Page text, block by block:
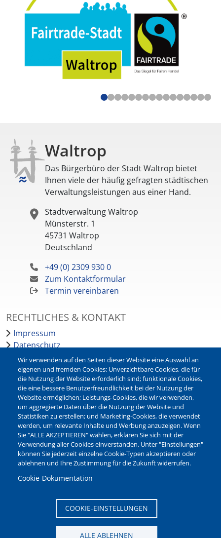
Waltrop
Das Bürgerbüro der Stadt Waltrop bietet
Ihnen viele der häufig gefragten städtischen
Verwaltungsleistungen aus einer Hand.
Stadtverwaltung Waltrop
Münsterstr. 1
45731 Waltrop
Deutschland
+49 (0) 2309 930 0
Zum Kontaktformular
Termin vereinbaren
RECHTLICHES & KONTAKT
Impressum
Datenschutz
Barrierefreiheit
Leichte Sprache
Bankverbindungen
Pressestelle
Kontakt
NEWSLETTER
Jetzt die verschiedenen Newsletter der Stadt Waltrop
abonnieren:
Newsletter verwalten
Wir verwenden auf den Seiten dieser Website eine Auswahl an
eigenen und fremden Cookies: Unverzichtbare Cookies, die für
die Nutzung der Website erforderlich sind; funktionale Cookies,
die eine bessere Benutzerfreundlichkeit bei der Nutzung der
Website ermöglichen; Leistungs-Cookies, die wir verwenden,
um aggregierte Daten über die Nutzung der Website und
Statistiken zu erstellen; und Marketing-Cookies, die verwendet
werden, um relevante Inhalte und Werbung anzuzeigen. Wenn
Sie "ALLE AKZEPTIEREN" wählen, erklären Sie sich mit der
Verwendung aller Cookies einverstanden. Unter "Einstellungen"
können Sie jederzeit einzelne Cookie-Typen akzeptieren oder
ablehnen und Ihre Zustimmung für die Zukunft widerrufen.
Cookie-Dokumentation
COOKIE-EINSTELLUNGEN
ALLE ABLEHNEN